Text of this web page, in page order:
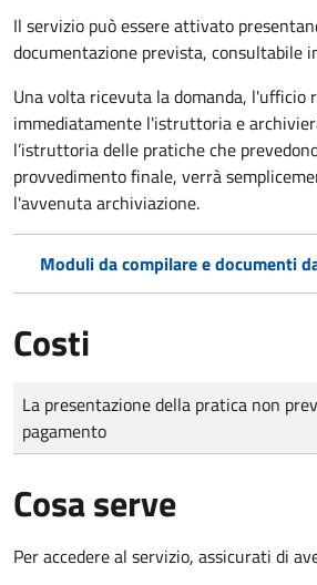
Il servizio può essere attivato
documentazione prevista, consultabile
Una volta ricevuta la domanda, l'ufficio
immediatamente l'istruttoria e
l’istruttoria delle pratiche che
provvedimento finale, verrà
l'avvenuta archiviazione.
Moduli da compilare e documenti
Costi
Tipo di pagamento
Importo
La presentazione della pratica non
pagamento
Cosa serve
Per accedere al servizio, assicurati di